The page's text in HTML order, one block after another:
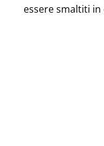
essere smaltiti in